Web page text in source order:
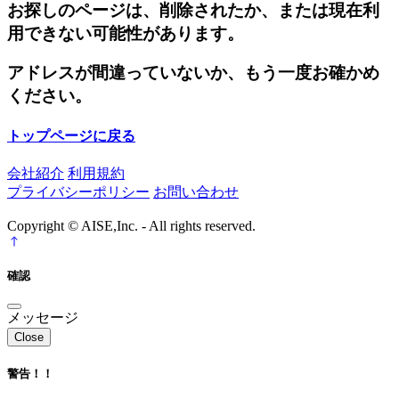
お探しのページは、削除されたか、または現在利
用できない可能性があります。
アドレスが間違っていないか、もう一度お確かめ
ください。
トップページに戻る
会社紹介 利用規約
プライバシーポリシー お問い合わせ
Copyright © AISE,Inc. - All rights reserved.
確認
メッセージ
Close
警告！！